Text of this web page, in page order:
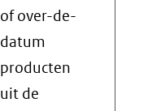
of over-de-
datum
producten
uit de